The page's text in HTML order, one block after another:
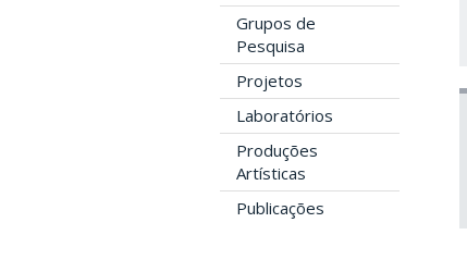
Grupos de
Pesquisa
Projetos
Laboratórios
Produções
Artísticas
Publicações